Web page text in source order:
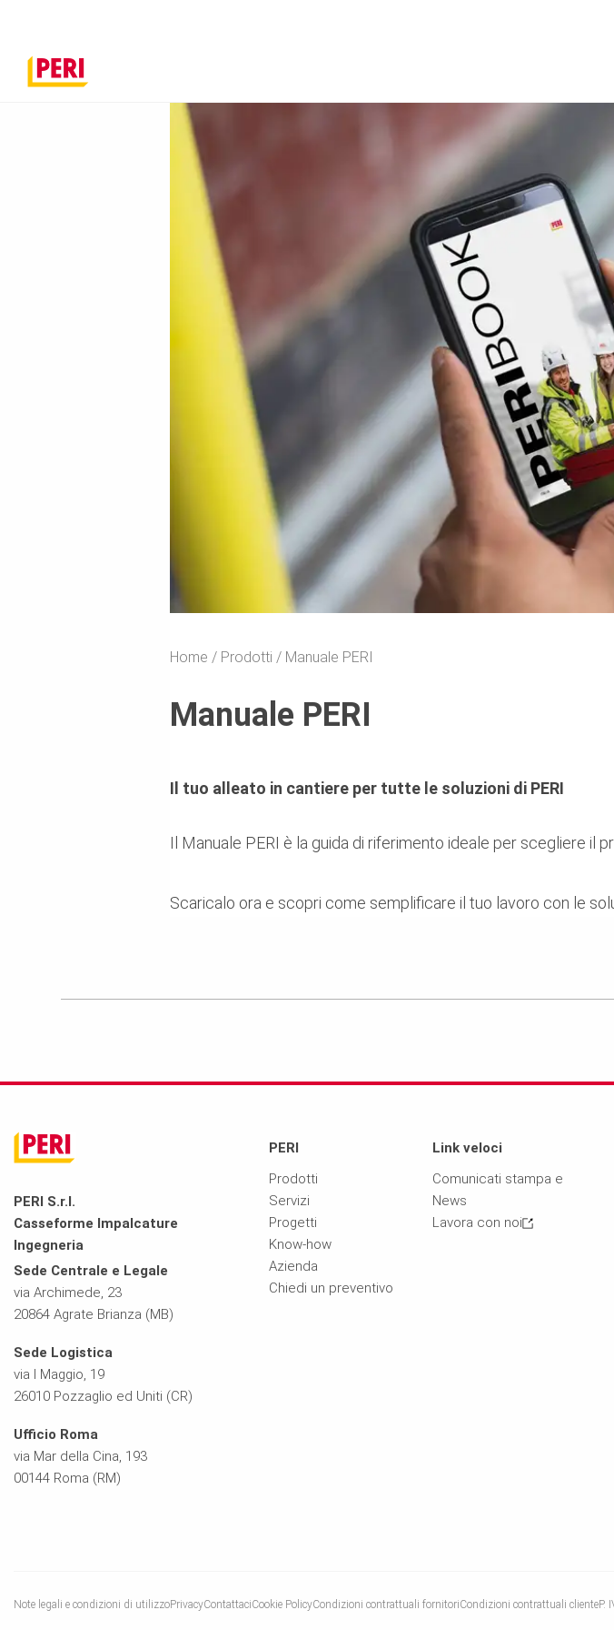
Home Prodotti Manuale PERI
Manuale PERI
Il tuo alleato in cantiere per tutte le soluzioni di PERI
Il Manuale PERI è la guida di riferimento ideale per scegliere il
Scaricalo ora e scopri come semplificare il tuo lavoro con le
PERI S.r.l.
Casseforme Impalcature
Ingegneria
Sede Centrale e Legale
via Archimede, 23
20864 Agrate Brianza (MB)
Sede Logistica
via I Maggio, 19
26010 Pozzaglio ed Uniti (CR)
Ufficio Roma
via Mar della Cina, 193
00144 Roma (RM)
PERI
Prodotti
Servizi
Progetti
Know-how
Azienda
Chiedi un preventivo
Link veloci
Comunicati stampa e
News
Lavora con noi
Note legali e condizioni di utilizzoPrivacyContattaciCookie PolicyCondizioni contrattuali fornitoriCondizioni contrattuali clienteP.